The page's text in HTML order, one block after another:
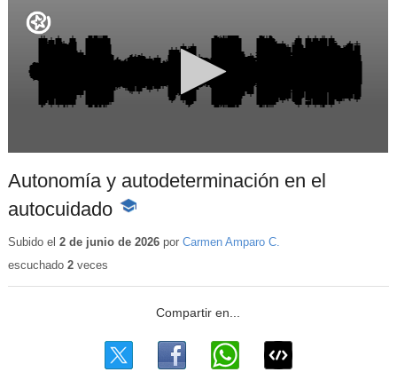
Autonomía y autodeterminación en el
autocuidado -
educativo
Subido el 2 de junio de 2026por Carmen Amparo C.
escuchado 2veces